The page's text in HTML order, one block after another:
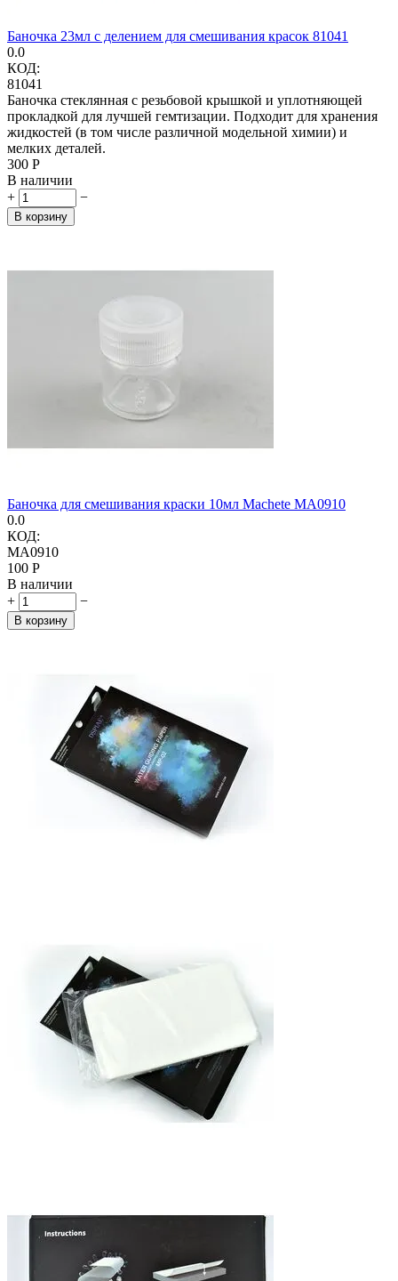
Баночка 23мл с делением для смешивания красок 81041
0.0
КОД:
81041
Баночка стеклянная с резьбовой крышкой и уплотняющей
прокладкой для лучшей гемтизации. Подходит для хранения
жидкостей (в том числе различной модельной химии) и
мелких деталей.
‍300‍ Р
В наличии
+
−
В корзину
Баночка для смешивания краски 10мл Machete MA0910
0.0
КОД:
MA0910
‍100‍ Р
В наличии
+
−
В корзину